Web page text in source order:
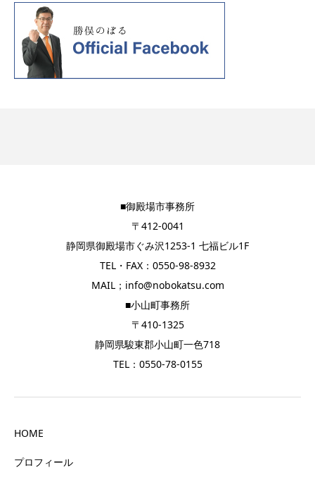
■御殿場市事務所
〒412-0041
静岡県御殿場市ぐみ沢1253-1 七福ビル1F
TEL・FAX：0550-98-8932
MAIL；info@nobokatsu.com
■小山町事務所
〒410-1325
静岡県駿東郡小山町一色718
TEL：0550-78-0155
HOME
プロフィール